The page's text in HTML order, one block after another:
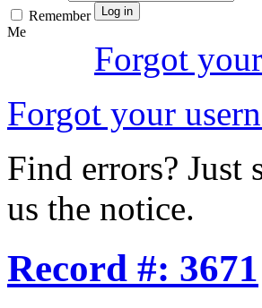
Remember
Me
Forgot
Forgot your
Find errors? Just
us the notice.
Record #: 3671